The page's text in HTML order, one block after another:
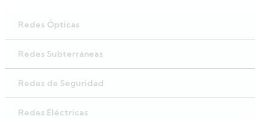
Redes Ópticas
Redes Subterráneas
Redes de Seguridad
Redes Eléctricas